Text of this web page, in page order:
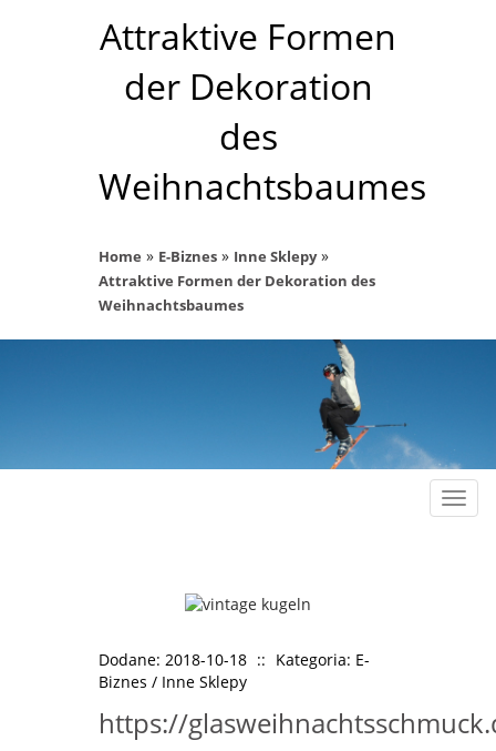
Attraktive Formen
der Dekoration
des
Weihnachtsbaumes
Home » E-Biznes » Inne Sklepy»
Attraktive Formen der Dekoration des
Weihnachtsbaumes
Dodane: 2018-10-18 :: Kategoria: E-
Biznes / Inne Sklepy
https://